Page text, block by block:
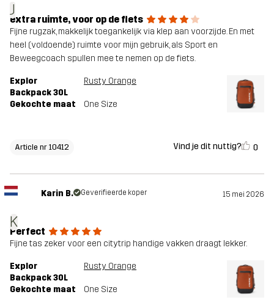
J
extra ruimte, voor op de fiets
Fijne rugzak, makkelijk toegankelijk via klep aan voorzijde. En met
heel (voldoende) ruimte voor mijn gebruik, als Sport en
Beweegcoach spullen mee te nemen op de fiets.
Explor
Backpack 30L
Rusty Orange
Gekochte maat One Size
Article nr 10412 Vind je dit nuttig? 0
K
Karin B. Geverifieerde koper 15 mei 2026
Perfect
Fijne tas zeker voor een citytrip handige vakken draagt lekker.
Explor
Backpack 30L
Rusty Orange
Gekochte maat One Size